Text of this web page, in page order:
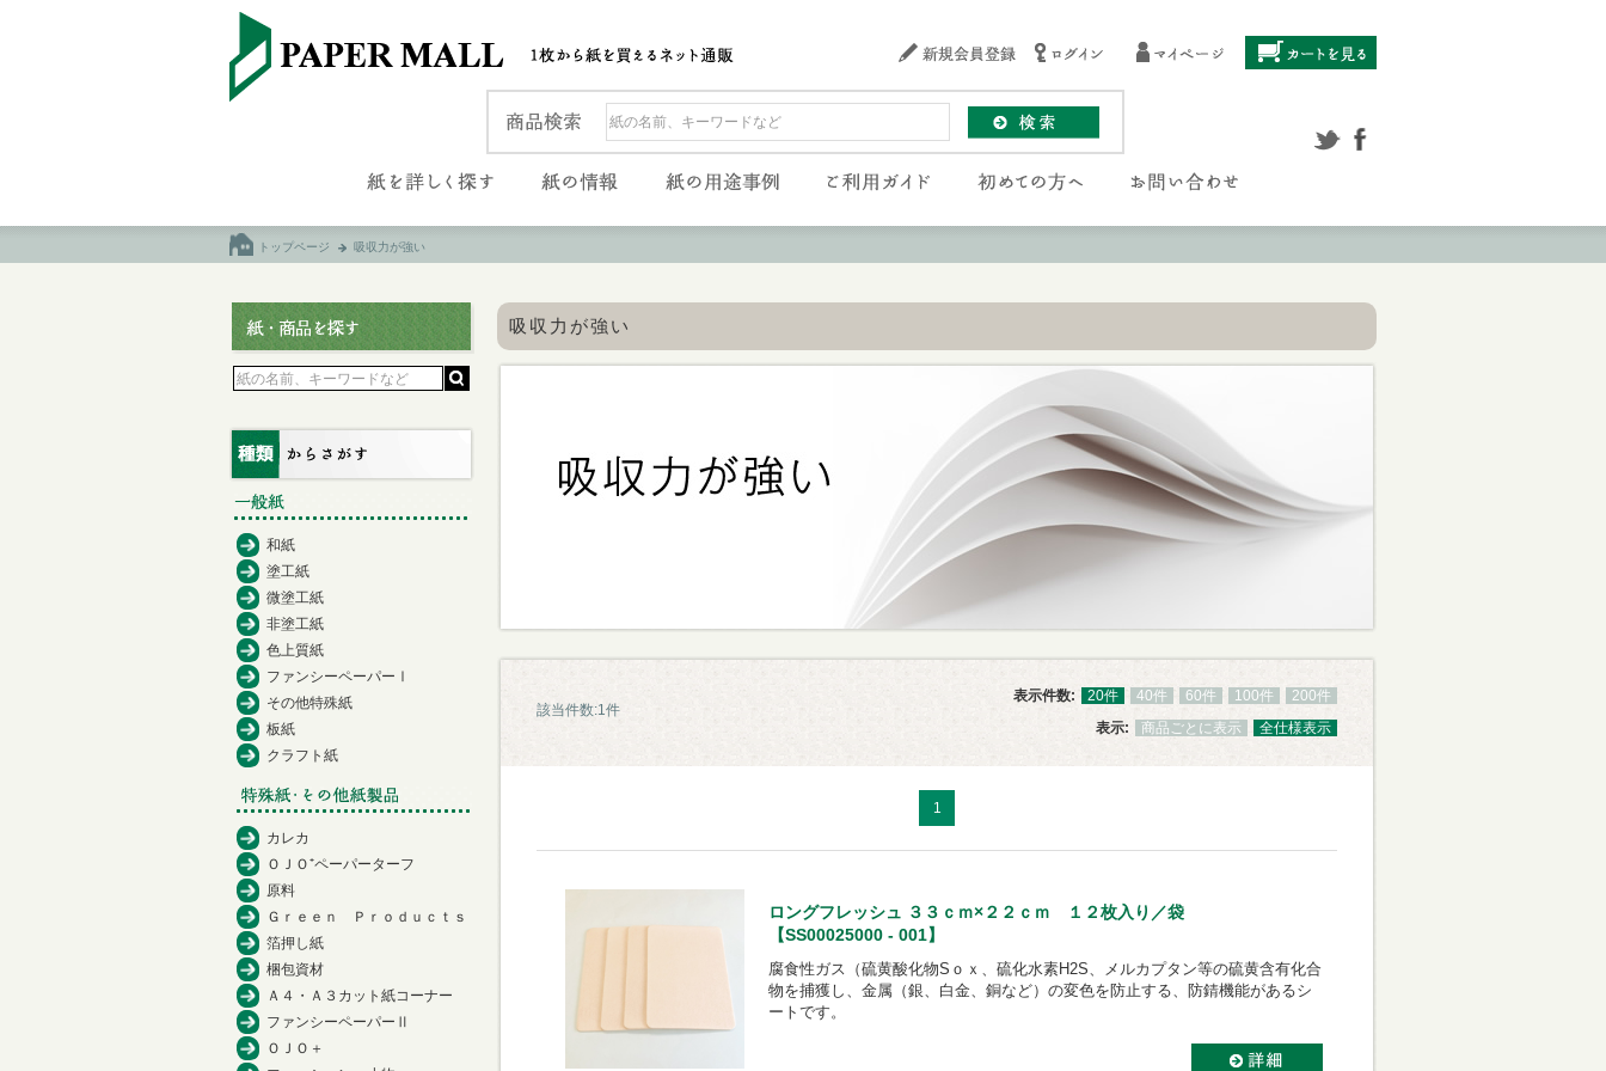
トップページ 吸収力が強い
吸収力が強い
該当件数:1件
表示件数: 20件 40件 60件 100件
200件
表示:
商品ごとに表示 全仕様表示
1
ロングフレッシュ ３３ｃｍ×２２ｃｍ １２枚入り／袋
【SS00025000 - 001】
腐食性ガス（硫黄酸化物Sｏｘ、硫化水素H2S、メルカプタン等の硫黄含有化合
物を捕獲し、金属（銀、白金、銅など）の変色を防止する、防錆機能があるシ
ートです。
和紙
塗工紙
微塗工紙
非塗工紙
色上質紙
ファンシーペーパーⅠ
その他特殊紙
板紙
クラフト紙
カレカ
ＯＪＯ⁺ペーパーターフ
原料
Ｇｒｅｅｎ Ｐｒｏｄｕｃｔｓ
箔押し紙
梱包資材
Ａ４・Ａ３カット紙コーナー
ファンシーペーパーⅡ
ＯＪＯ＋